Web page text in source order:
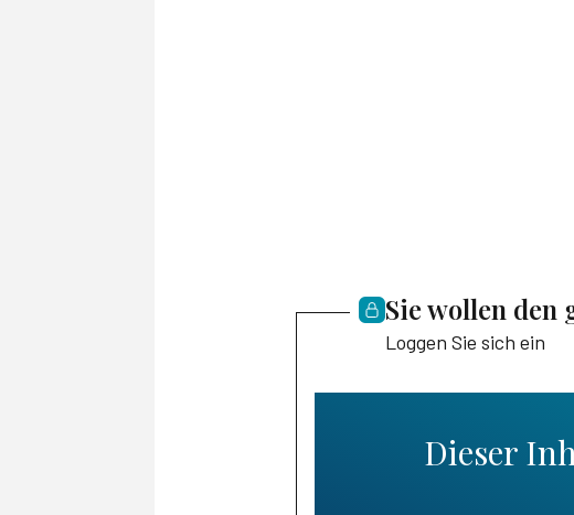
Sie wollen den
Loggen Sie sich ein
Dieser